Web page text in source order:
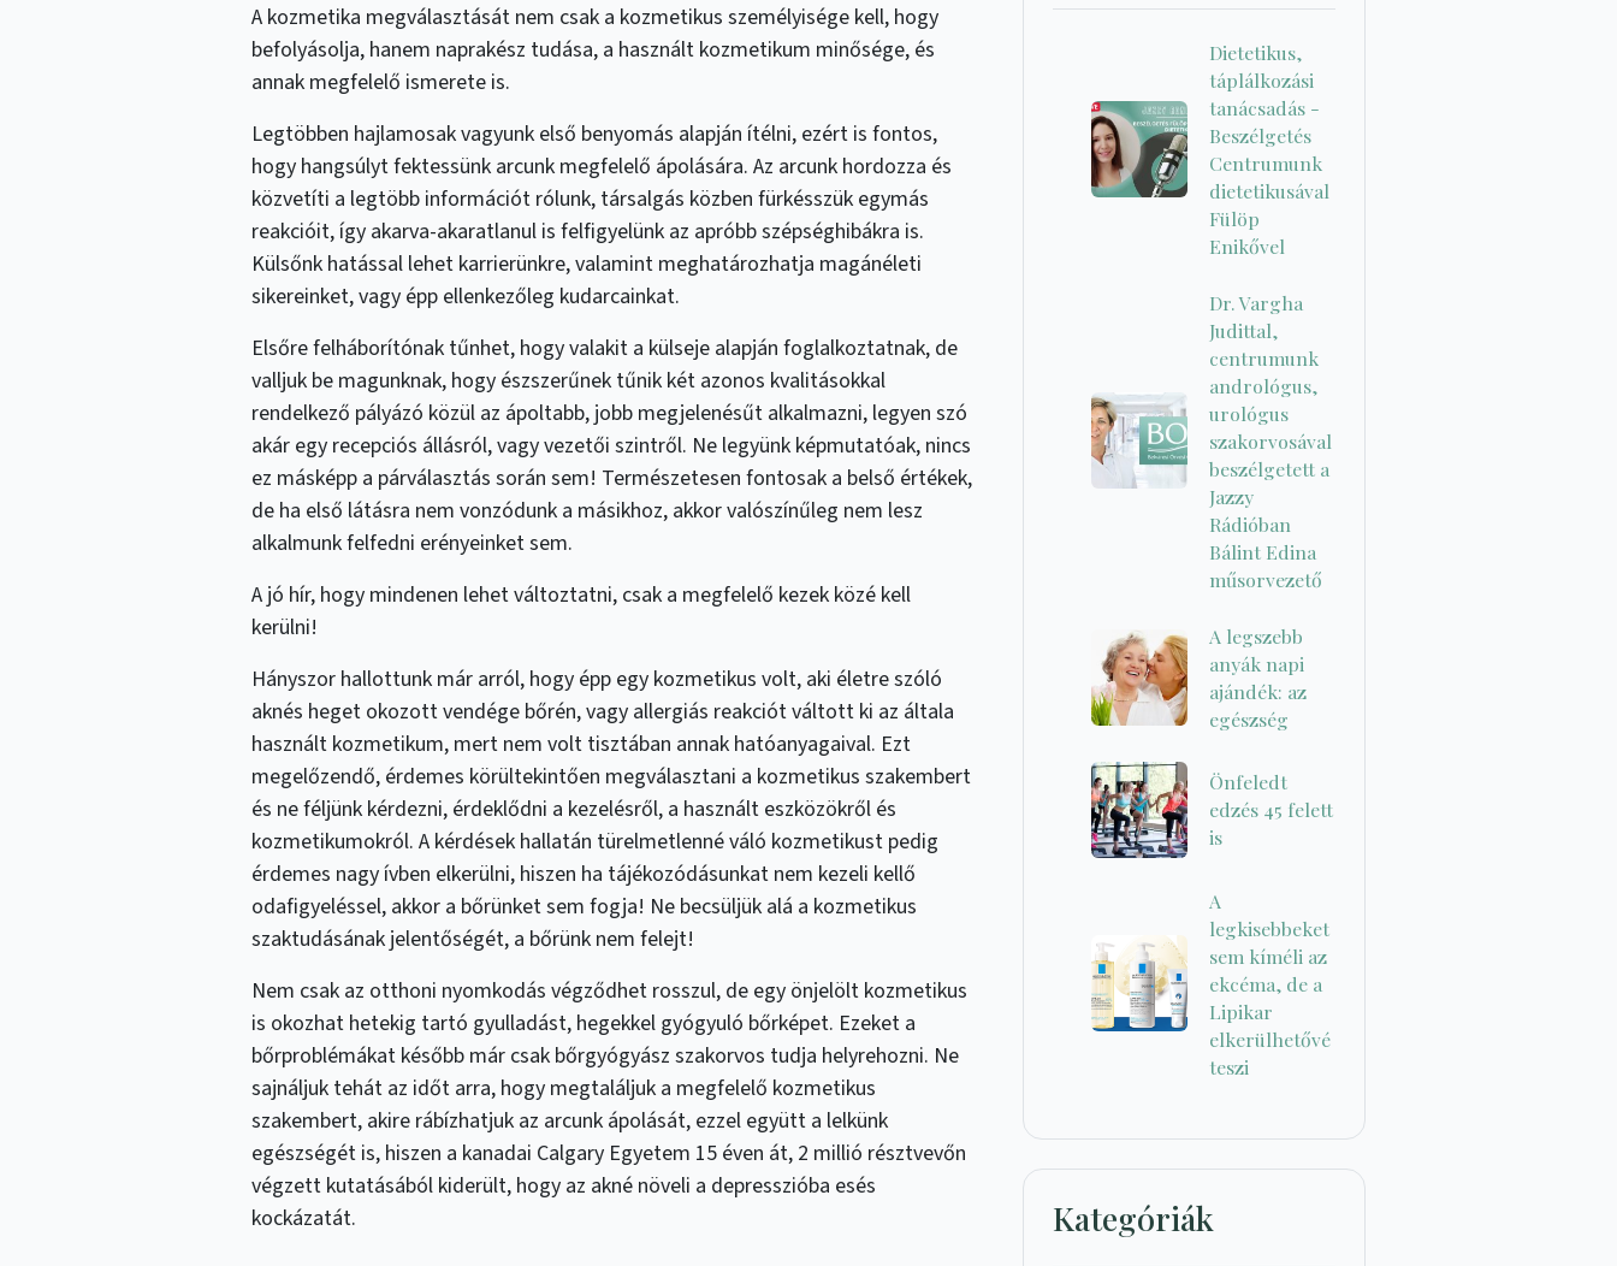
A kozmetika megválasztását nem csak a kozmetikus személyisége kell, hogy
befolyásolja, hanem naprakész tudása, a használt kozmetikum minősége, és
annak megfelelő ismerete is.
Legtöbben hajlamosak vagyunk első benyomás alapján ítélni, ezért is fontos,
hogy hangsúlyt fektessünk arcunk megfelelő ápolására. Az arcunk hordozza és
közvetíti a legtöbb információt rólunk, társalgás közben fürkésszük egymás
reakcióit, így akarva-akaratlanul is felfigyelünk az apróbb szépséghibákra is.
Külsőnk hatással lehet karrierünkre, valamint meghatározhatja magánéleti
sikereinket, vagy épp ellenkezőleg kudarcainkat.
Elsőre felháborítónak tűnhet, hogy valakit a külseje alapján foglalkoztatnak, de
valljuk be magunknak, hogy észszerűnek tűnik két azonos kvalitásokkal
rendelkező pályázó közül az ápoltabb, jobb megjelenésűt alkalmazni, legyen szó
akár egy recepciós állásról, vagy vezetői szintről. Ne legyünk képmutatóak, nincs
ez másképp a párválasztás során sem! Természetesen fontosak a belső értékek,
de ha első látásra nem vonzódunk a másikhoz, akkor valószínűleg nem lesz
alkalmunk felfedni erényeinket sem.
A jó hír, hogy mindenen lehet változtatni, csak a megfelelő kezek közé kell
kerülni!
Hányszor hallottunk már arról, hogy épp egy kozmetikus volt, aki életre szóló
aknés heget okozott vendége bőrén, vagy allergiás reakciót váltott ki az általa
használt kozmetikum, mert nem volt tisztában annak hatóanyagaival. Ezt
megelőzendő, érdemes körültekintően megválasztani a kozmetikus szakembert
és ne féljünk kérdezni, érdeklődni a kezelésről, a használt eszközökről és
kozmetikumokról. A kérdések hallatán türelmetlenné váló kozmetikust pedig
érdemes nagy ívben elkerülni, hiszen ha tájékozódásunkat nem kezeli kellő
odafigyeléssel, akkor a bőrünket sem fogja! Ne becsüljük alá a kozmetikus
szaktudásának jelentőségét, a bőrünk nem felejt!
Nem csak az otthoni nyomkodás végződhet rosszul, de egy önjelölt kozmetikus
is okozhat hetekig tartó gyulladást, hegekkel gyógyuló bőrképet. Ezeket a
bőrproblémákat később már csak bőrgyógyász szakorvos tudja helyrehozni. Ne
sajnáljuk tehát az időt arra, hogy megtaláljuk a megfelelő kozmetikus
szakembert, akire rábízhatjuk az arcunk ápolását, ezzel együtt a lelkünk
egészségét is, hiszen a kanadai Calgary Egyetem 15 éven át, 2 millió résztvevőn
végzett kutatásából kiderült, hogy az akné növeli a depresszióba esés
kockázatát.
Dietetikus,
táplálkozási
tanácsadás -
Beszélgetés
Centrumunk
dietetikusával
Fülöp
Enikővel
Dr. Vargha
Judittal,
centrumunk
andrológus,
urológus
szakorvosával
beszélgetett a
Jazzy
Rádióban
Bálint Edina
műsorvezető
A legszebb
anyák napi
ajándék: az
egészség
Önfeledt
edzés 45 felett
is
A
legkisebbeket
sem kíméli az
ekcéma, de a
Lipikar
elkerülhetővé
teszi
Kategóriák